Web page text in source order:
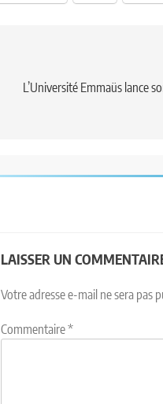
L’Université Emmaüs lance
LAISSER UN
Votre adresse e-mail ne sera pas
Commentaire*